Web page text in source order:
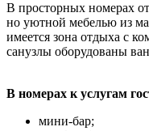
В просторных номерах
но уютной мебелью из
имеется зона отдыха с
санузлы оборудованы
В номерах к услугам
мини-бар;